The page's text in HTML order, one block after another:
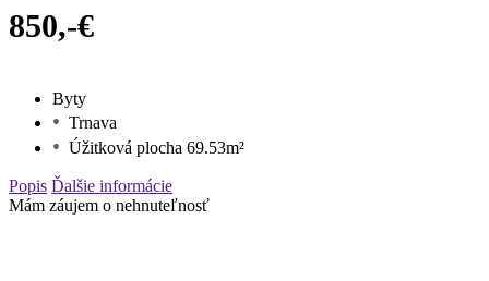
Byty
Trnava
Úžitková plocha 69.53m²
850,-€
Popis Ďalšie informácie
Mám záujem o nehnuteľnosť